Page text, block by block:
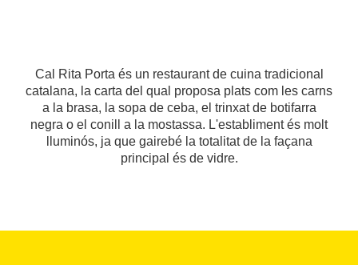
Cal Rita Porta és un restaurant de cuina tradicional
catalana, la carta del qual proposa plats com les carns
a la brasa, la sopa de ceba, el trinxat de botifarra
negra o el conill a la mostassa. L'establiment és molt
lluminós, ja que gairebé la totalitat de la façana
principal és de vidre.